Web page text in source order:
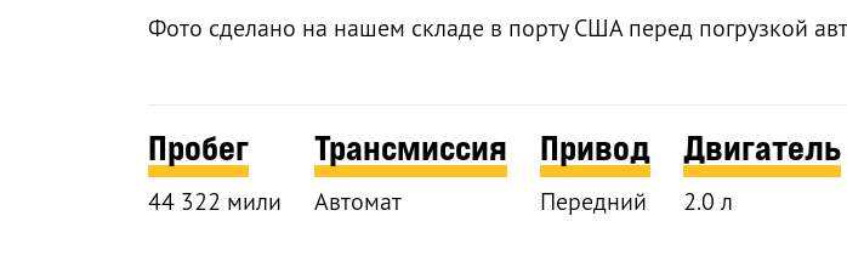
Фото сделано на нашем складе в порту США перед погрузкой
Пробег
44 322 мили
Трансмиссия
Автомат
Привод
Передний
Двигатель
2.0 л